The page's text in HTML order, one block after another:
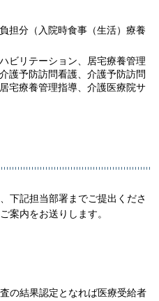
担分（入院時食事（生活）療養
ビリテーション、居宅療養管理
護予防訪問看護、介護予防訪問
宅療養管理指導、介護医療院サ
下記担当部署までご提出くださ
案内をお送りします。
の結果認定となれば医療受給者